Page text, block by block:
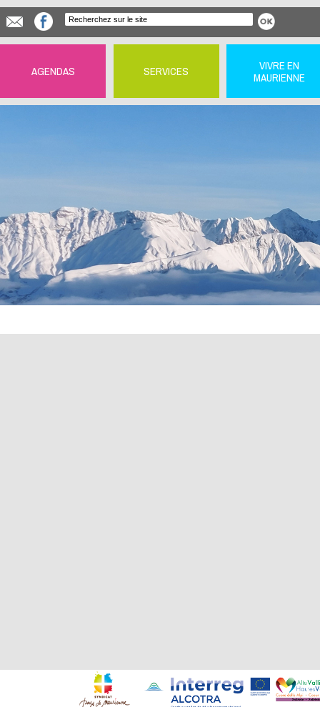
AGENDAS SERVICES
VIVRE EN
MAURIENNE